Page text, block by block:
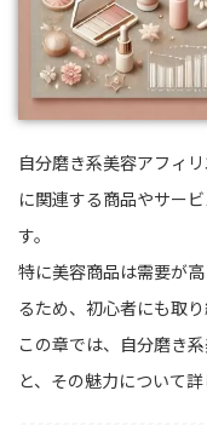
自分磨き系美容アフィ
に関連する商品やサー
す。
特に美容商品は需要が
るため、初心者にも取
この章では、自分磨き
と、その魅力について詳